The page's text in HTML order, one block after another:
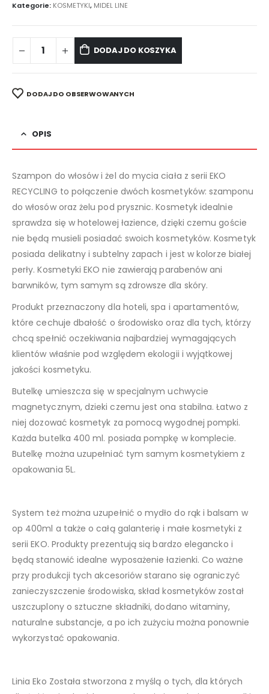
Kategorie: KOSMETYKI, MIDEL LINE
DODAJ DO KOSZYKA
DODAJ DO OBSERWOWANYCH
OPIS
Szampon do włosów i żel do mycia ciała z serii EKO
RECYCLING to połączenie dwóch kosmetyków: szamponu
do włosów oraz żelu pod prysznic. Kosmetyk idealnie
sprawdza się w hotelowej łazience, dzięki czemu goście
nie będą musieli posiadać swoich kosmetyków. Kosmetyk
posiada delikatny i subtelny zapach i jest w kolorze białej
perły. Kosmetyki EKO nie zawierają parabenów ani
barwników, tym samym są zdrowsze dla skóry.
Produkt przeznaczony dla hoteli, spa i apartamentów,
które cechuje dbałość o środowisko oraz dla tych, którzy
chcą spełnić oczekiwania najbardziej wymagających
klientów właśnie pod względem ekologii i wyjątkowej
jakości kosmetyku.
Butelkę umieszcza się w specjalnym uchwycie
magnetycznym, dzieki czemu jest ona stabilna. Łatwo z
niej dozować kosmetyk za pomocą wygodnej pompki.
Każda butelka 400 ml. posiada pompkę w komplecie.
Butelkę można uzupełniać tym samym kosmetykiem z
opakowania 5L.
System też można uzupełnić o mydło do rąk i balsam w
op 400ml a także o całą galanterię i małe kosmetyki z
serii EKO. Produkty prezentują sią bardzo elegancko i
będą stanowić idealne wyposażenie łazienki. Co ważne
przy produkcji tych akcesoriów starano się ograniczyć
zanieczyszczenie środowiska, skład kosmetyków został
uszczuplony o sztuczne składniki, dodano witaminy,
naturalne substancje, a po ich zużyciu można ponownie
wykorzystać opakowania.
Linia Eko Została stworzona z myślą o tych, dla których